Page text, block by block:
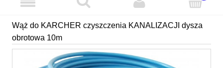
Wąż do KARCHER czyszczenia KANALIZACJI dysza
obrotowa 10m